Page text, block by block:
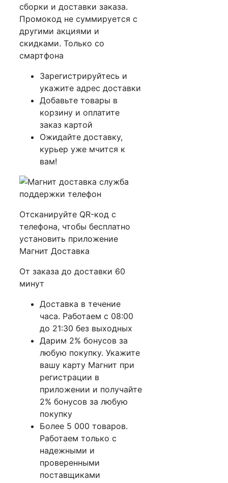
сборки и доставки заказа.
Промокод не суммируется с
другими акциями и
скидками. Только со
смартфона
Зарегистрируйтесь и
укажите адрес доставки
Добавьте товары в
корзину и оплатите
заказ картой
Ожидайте доставку,
курьер уже мчится к
вам!
Отсканируйте QR-код с
телефона, чтобы бесплатно
установить приложение
Магнит Доставка
От заказа до доставки 60
минут
Доставка в течение
часа. Работаем с 08:00
до 21:30 без выходных
Дарим 2% бонусов за
любую покупку. Укажите
вашу карту Магнит при
регистрации в
приложении и получайте
2% бонусов за любую
покупку
Более 5 000 товаров.
Работаем только с
надежными и
проверенными
поставщиками